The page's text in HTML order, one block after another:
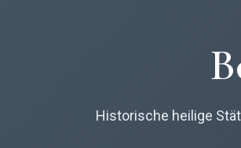
Historische heilige